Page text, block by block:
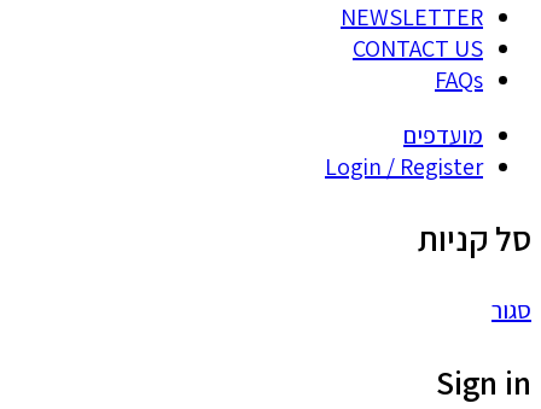
NEWSLETTER
CONTACT US
FAQs
מועדפים
Login / Register
סל קניות
סגור
Sign in